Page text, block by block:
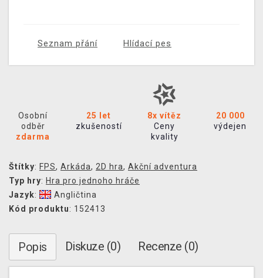
Seznam přání Hlídací pes
Osobní
odběr
zdarma
25 let
zkušeností
8x vítěz
Ceny
kvality
20 000
výdejen
Štítky: FPS, Arkáda, 2D hra, Akční adventura
Typ hry: Hra pro jednoho hráče
Jazyk:
Angličtina
Kód produktu: 152413
Popis Diskuze (0) Recenze (0)